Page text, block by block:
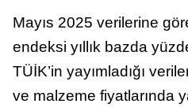
Mayıs 2025 verilerine
endeksi yıllık bazda
TÜİK’in yayımladığı
ve malzeme fiyatlarında